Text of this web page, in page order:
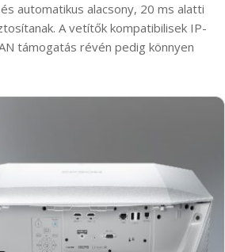
automatikus alacsony, 20 ms alatti
A vetítők kompatibilisek IP-
támogatás révén pedig könnyen